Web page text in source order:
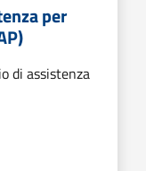
per
di assistenza